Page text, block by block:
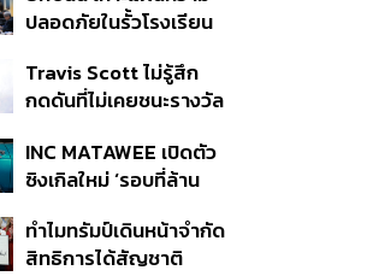
ปลอดภัยในรั้วโรงเรียน
ดูแล-คุมเข้มคัดกรองสิ่ง
ผิดกฎหมาย
Travis Scott ไม่รู้สึก
กดดันที่ไม่เคยชนะรางวัล
แล้ว 10 ครั้ง
INC MATAWEE เปิดตัว
ซิงเกิลใหม่ ‘รอบที่ล้าน
มาแสดงในมิวสิกวิดีโอ
ทำไมทรัมป์เดินหน้าจำกัด
สิทธิการได้สัญชาติ